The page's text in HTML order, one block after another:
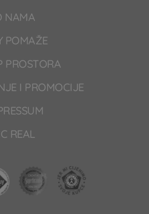
NAMA
POMAŽE
PROSTORA
I PROMOCIJE
REAL